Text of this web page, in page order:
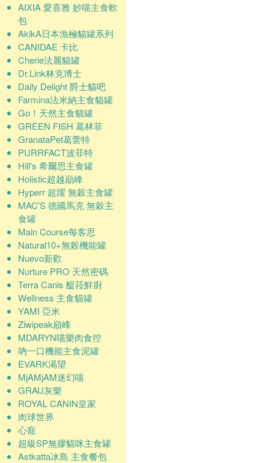
AIXIA 愛喜雅 妙喵主食軟
包
AkikA日本漁極貓罐系列
CANIDAE 卡比
Cherie法麗貓罐
Dr.Link林克博士
Daily Delight 爵士貓吧
Farmina法米納主食貓罐
Go！天然主食貓罐
GREEN FISH 葛林菲
GranataPet葛蕾特
PURRFACT波菲特
Hill's 希爾思主食罐
Holistic超越巔峰
Hyperr 超躍 無穀主食罐
MAC'S 德國馬克 無穀主
食罐
Main Course每客思
Natural10+無榖機能罐
Nuevo新歡
Nurture PRO 天然密碼
Terra Canis 醍菈鮮廚
Wellness 主食貓罐
YAMI 亞米
Ziwipeak巔峰
MDARYN喵樂肉食控
吶一口機能主食泥罐
EVARK渴望
MjAMjAM迷幻喵
GRAU灰樂
ROYAL CANIN皇家
肉球世界
心寵
超級SP無膠貓咪主食罐
Astkatta冰島 主食餐包